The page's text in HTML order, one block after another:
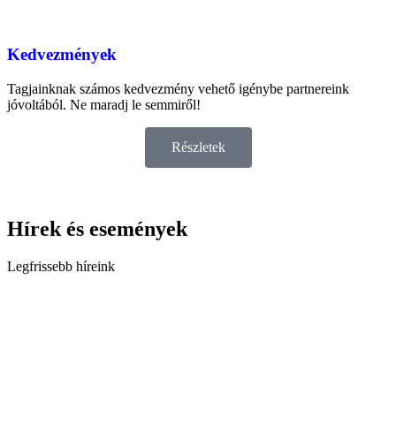
Kedvezmények
Tagjainknak számos kedvezmény vehető igénybe partnereink
jóvoltából. Ne maradj le semmiről!
Részletek
Hírek és események
Legfrissebb híreink